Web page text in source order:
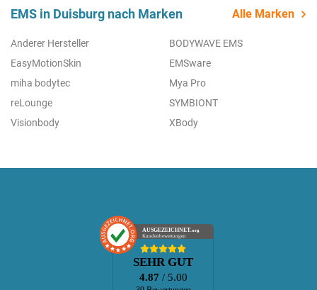
EMS in Duisburg nach Marken Alle Marken
Anderer Hersteller
BODYWAVE EMS
EasyMotionSkin
EMSware
miha bodytec
Mya Pro
reLounge
SYMBIONT
Visionbody
XBody
AUSGEZEICHNET.org
Kundenbewertungen
SEHR GUT
4.87 / 5.00